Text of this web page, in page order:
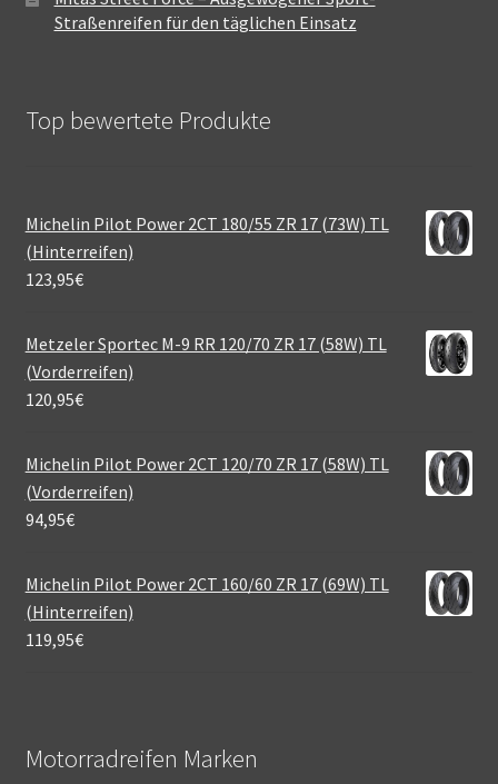
Straßenreifen für den täglichen Einsatz
Top bewertete Produkte
Michelin Pilot Power 2CT 180/55 ZR 17 (73W) TL
(Hinterreifen)
123,95€
Metzeler Sportec M-9 RR 120/70 ZR 17 (58W) TL
(Vorderreifen)
120,95€
Michelin Pilot Power 2CT 120/70 ZR 17 (58W) TL
(Vorderreifen)
94,95€
Michelin Pilot Power 2CT 160/60 ZR 17 (69W) TL
(Hinterreifen)
119,95€
Motorradreifen Marken